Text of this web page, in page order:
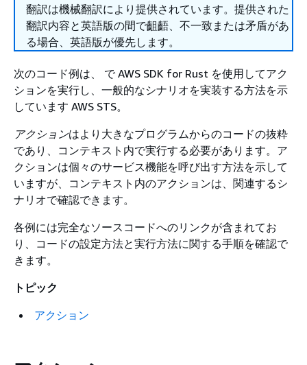
翻訳は機械翻訳により提供されています。提供された
翻訳内容と英語版の間で齟齬、不一致または矛盾があ
る場合、英語版が優先します。
次のコード例は、 で AWS SDK for Rust を使用してアク
ションを実行し、一般的なシナリオを実装する方法を示
しています AWS STS。
アクションはより大きなプログラムからのコードの抜粋
であり、コンテキスト内で実行する必要があります。ア
クションは個々のサービス機能を呼び出す方法を示して
いますが、コンテキスト内のアクションは、関連するシ
ナリオで確認できます。
各例には完全なソースコードへのリンクが含まれてお
り、コードの設定方法と実行方法に関する手順を確認で
きます。
トピック
アクション